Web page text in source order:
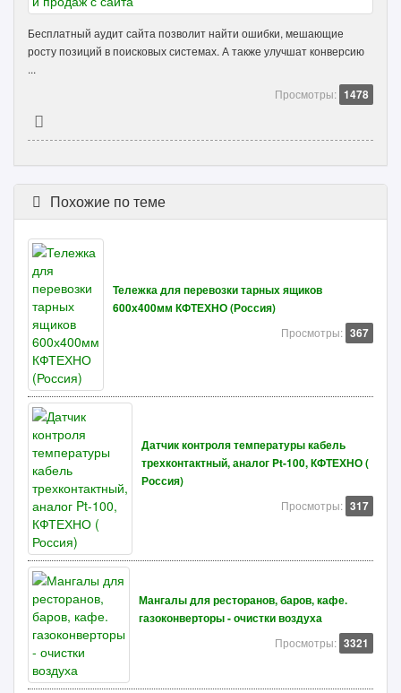
Бесплатный аудит сайта позволит найти ошибки, мешающие
росту позиций в поисковых системах. А также улучшат конверсию
...
Просмотры: 1478
Похожие по теме
Тележка для перевозки тарных ящиков
600х400мм КФТЕХНО (Россия)
Просмотры: 367
Датчик контроля температуры кабель
трехконтактный, аналог Pt-100, КФТЕХНО (
Россия)
Просмотры: 317
Мангалы для ресторанов, баров, кафе.
газоконверторы - очистки воздуха
Просмотры: 3321